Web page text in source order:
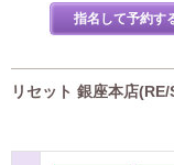
指名して予約す
リセット 銀座本店